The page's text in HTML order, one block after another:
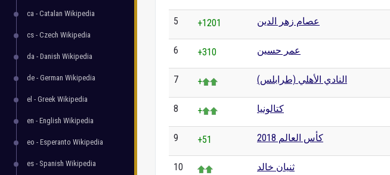
ca - Catalan Wikipedia
cs - Czech Wikipedia
da - Danish Wikipedia
de - German Wikipedia
el - Greek Wikipedia
en - English Wikipedia
eo - Esperanto Wikipedia
es - Spanish Wikipedia
5 +1201 عصام زهر الدين
6 +310 عمر حسين
7 + النادي الأهلي (طرابلس)
8 + كتالونيا
9 +51 كأس العالم 2018
10 ثنيان خالد